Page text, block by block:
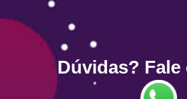
Dúvidas?